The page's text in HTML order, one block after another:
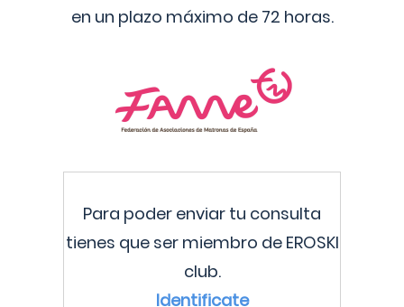
en un plazo máximo de 72 horas.
Para poder enviar tu consulta
tienes que ser miembro de EROSKI
club.
Identificate